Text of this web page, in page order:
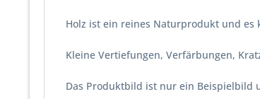
Holz ist ein reines Naturprodukt und
Kleine Vertiefungen, Verfärbungen,
Das Produktbild ist nur ein Beispielbild